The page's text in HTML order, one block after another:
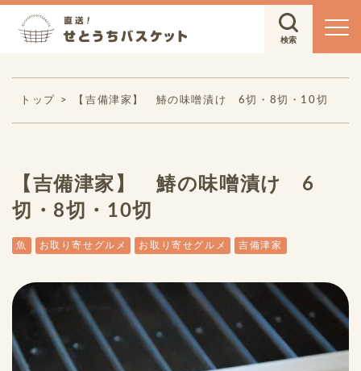
トップ 【吉備津家】 鰆の味噌漬け 6切・8切・10切
【吉備津家】 鰆の味噌漬け 6
切・8切・10切
魚 お取り寄せグルメ お取り寄せグルメ 吉備津家